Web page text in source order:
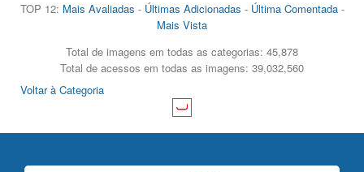
TOP 12: Mais Avaliadas - Últimas Adicionadas - Última Comentada-
Mais Vista
Total de imagens em todas as categorias: 45,878
Total de acessos em todas as imagens: 39,032,560
Voltar à Categoria